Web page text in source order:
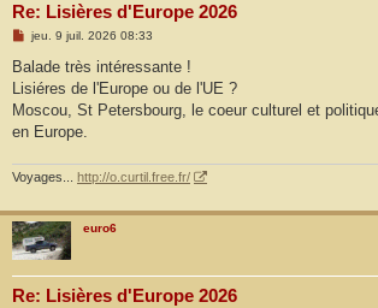
Re: Lisières d'Europe 2026
M
s
a
g
jeu. 9 juil. 2026 08:33
Balade très intéressante !
Lisiéres de l'Europe ou de l'UE ?
Moscou, St Petersbourg, le coeur culturel et
en Europe.
Voyages... http://o.curtil.free.fr/
euro6
Re: Lisières d'Europe 2026